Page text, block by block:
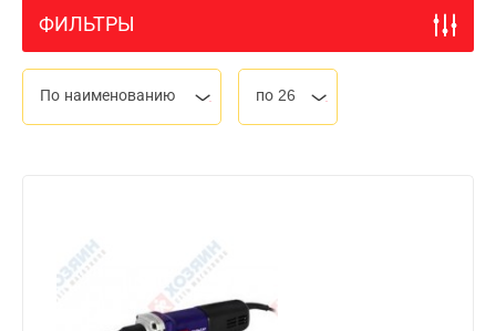
ФИЛЬТРЫ
По наименованию по 26